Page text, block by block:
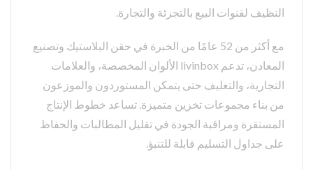
النظيف لقنوات البيع بالتجزئة والتجارة.
مع أكثر من 52 عامًا من الخبرة في حقن البلاستيك وتصنيع
المعادن، تدعم livinbox الألوان المخصصة، والعلامات
التجارية، والتغليف حتى يتمكن المستوردون والموزعون
من بناء مجموعات تخزين متميزة. تساعد خطوط الإنتاج
المستقرة ومراقبة الجودة في تقليل المطالبات والحفاظ
على جداول التسليم قابلة للتنبؤ.